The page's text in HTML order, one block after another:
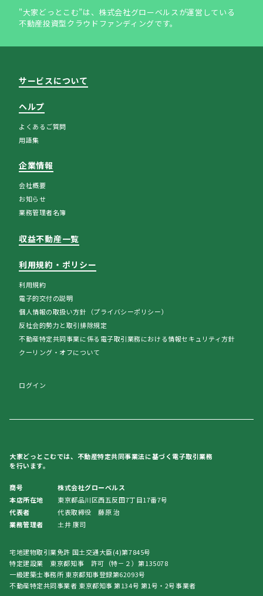
"大家どっとこむ”は、株式会社グローベルスが運営している
不動産投資型クラウドファンディングです。
サービスについて
ヘルプ
よくあるご質問
用語集
企業情報
会社概要
お知らせ
業務管理者名簿
収益不動産一覧
利用規約・ポリシー
利用規約
電子的交付の説明
個人情報の取扱い方針（プライバシーポリシー）
反社会的勢力と取引排除規定
不動産特定共同事業に係る電子取引業務における情報セキュリティ方針
クーリング・オフについて
ログイン
大家どっとこむでは、不動産特定共同事業法に基づく電子取引業務
を行います。
商号
株式会社グローベルス
本店所在地
東京都品川区西五反田7丁目17番7号
代表者
代表取締役 藤原 治
業務管理者
土井 康司
宅地建物取引業免許 国土交通大臣(4)第7845号
特定建設業 東京都知事 許可（特－２）第135078
一級建築士事務所 東京都知事登録第62093号
不動産特定共同事業者 東京都知事 第134号 第1号・2号事業者